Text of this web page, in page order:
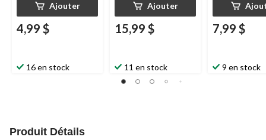
Ajouter
4,99 $
16 en stock
Ajouter
15,99 $
11 en stock
7,99 $
9 en stock
Produit Détails